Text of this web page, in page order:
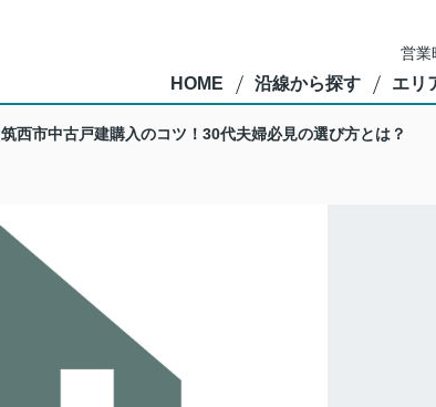
営
HOME 沿線から探す エリ
筑西市中古戸建購入のコツ！30代夫婦必見の選び方とは？